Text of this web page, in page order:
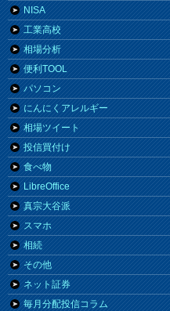
NISA
工業高校
相場分析
便利TOOL
パソコン
にんにくアレルギー
相場ツイート
投信買付け
食べ物
LibreOffice
真宗大谷派
スマホ
相続
その他
ネット証券
毎月分配投信コラム